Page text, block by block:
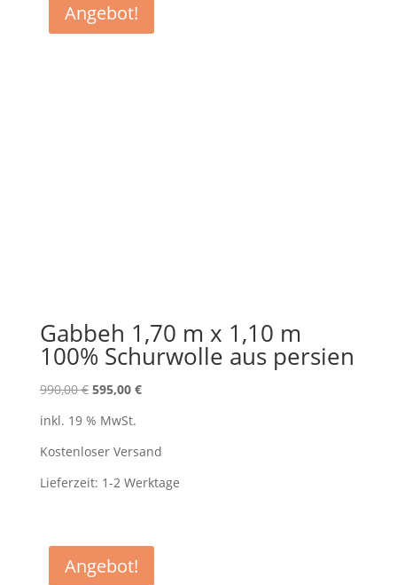
Angebot!
Gabbeh 1,70 m x 1,10 m
100% Schurwolle aus persien
990,00€ Ursprünglicher
war:
990,00 €
595,00 €Aktueller
595,00 €.
inkl. 19 % MwSt.
Kostenloser Versand
Lieferzeit: 1-2 Werktage
Angebot!